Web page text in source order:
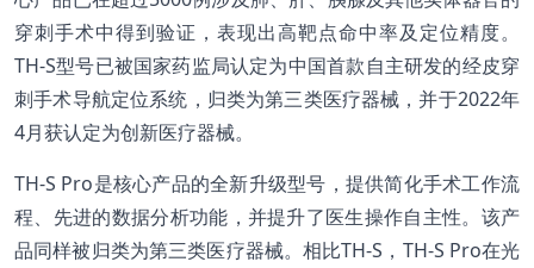
穿刺手术中得到验证，表现出高靶点命中率及定位精度。
TH-S型号已被国家药监局认定为中国首款自主研发的经皮穿
刺手术导航定位系统，归类为第三类医疗器械，并于2022年
4月获认定为创新医疗器械。
TH-S Pro是核心产品的全新升级型号，提供简化手术工作流
程、先进的数据分析功能，并提升了医生操作自主性。该产
品同样被归类为第三类医疗器械。相比TH-S，TH-S Pro在光